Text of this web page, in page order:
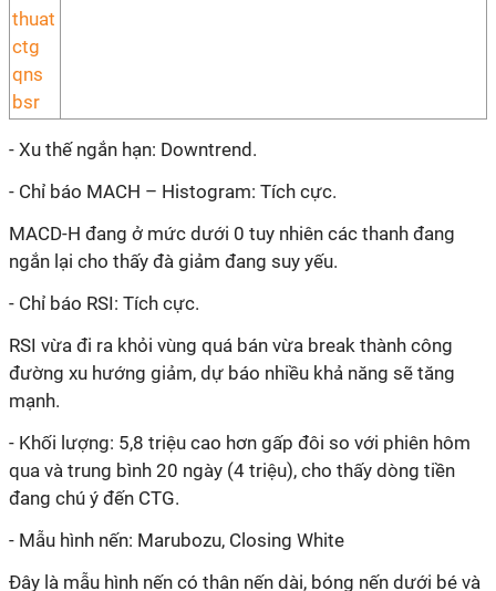
- Xu thế ngắn hạn: Downtrend.
- Chỉ báo MACH – Histogram: Tích cực.
MACD-H đang ở mức dưới 0 tuy nhiên các thanh đang
ngắn lại cho thấy đà giảm đang suy yếu.
- Chỉ báo RSI: Tích cực.
RSI vừa đi ra khỏi vùng quá bán vừa break thành công
đường xu hướng giảm, dự báo nhiều khả năng sẽ tăng
mạnh.
- Khối lượng: 5,8 triệu cao hơn gấp đôi so với phiên hôm
qua và trung bình 20 ngày (4 triệu), cho thấy dòng tiền
đang chú ý đến CTG.
- Mẫu hình nến: Marubozu, Closing White
Đây là mẫu hình nến có thân nến dài, bóng nến dưới bé và